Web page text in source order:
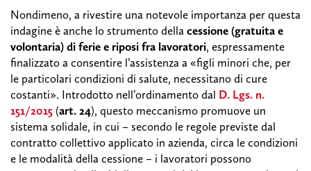
Nondimeno, a rivestire una notevole importanza per questa
indagine è anche lo strumento della cessione (gratuita e
volontaria) di ferie e riposi fra lavoratori, espressamente
finalizzato a consentire l’assistenza a «figli minori che, per
le particolari condizioni di salute, necessitano di cure
costanti». Introdotto nell’ordinamento dal D. Lgs. n.
151/2015 (art. 24), questo meccanismo promuove un
sistema solidale, in cui – secondo le regole previste dal
contratto collettivo applicato in azienda, circa le condizioni
e le modalità della cessione – i lavoratori possono